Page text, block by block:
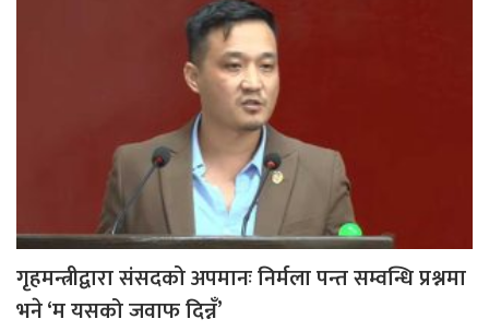
गृहमन्त्रीद्वारा संसदको अपमानः निर्मला पन्त सम्वन्धि प्रश्नमा
भने ‘म यसको जवाफ दिन्नँ’